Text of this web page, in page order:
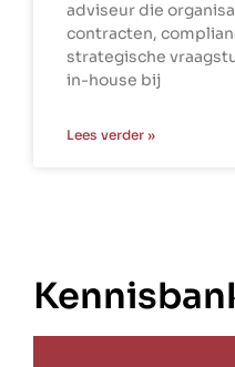
adviseur die
contracten,
strategische
in-house bij
Lees verder »